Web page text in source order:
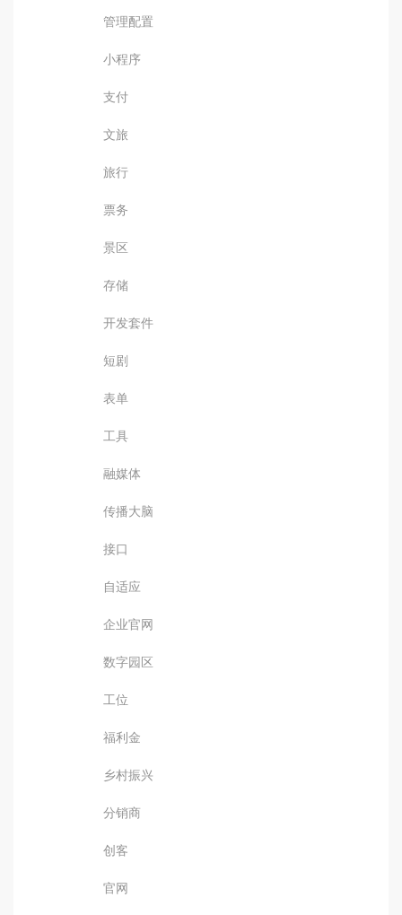
管理配置
小程序
支付
文旅
旅行
票务
景区
存储
开发套件
短剧
表单
工具
融媒体
传播大脑
接口
自适应
企业官网
数字园区
工位
福利金
乡村振兴
分销商
创客
官网